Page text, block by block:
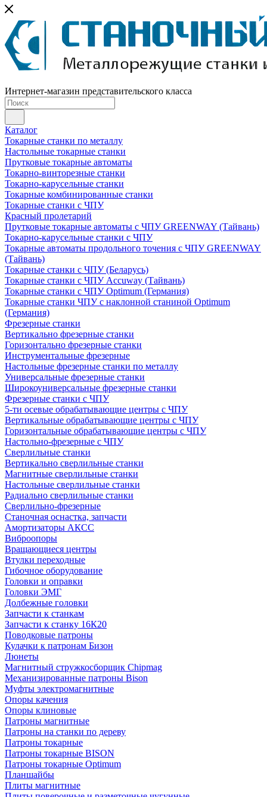
Интернет-магазин представительского класса
Каталог
Токарные станки по металлу
Настольные токарные станки
Прутковые токарные автоматы
Токарно-винторезные станки
Токарно-карусельные станки
Токарные комбинированные станки
Токарные станки с ЧПУ
Красный пролетарий
Прутковые токарные автоматы с ЧПУ GREENWAY (Тайвань)
Токарно-карусельные станки с ЧПУ
Токарные автоматы продольного точения с ЧПУ GREENWAY
(Тайвань)
Токарные станки с ЧПУ (Беларусь)
Токарные станки с ЧПУ Accuway (Тайвань)
Токарные станки с ЧПУ Optimum (Германия)
Токарные станки ЧПУ с наклонной станиной Optimum
(Германия)
Фрезерные станки
Вертикально фрезерные станки
Горизонтально фрезерные станки
Инструментальные фрезерные
Настольные фрезерные станки по металлу
Универсальные фрезерные станки
Широкоуниверсальные фрезерные станки
Фрезерные станки с ЧПУ
5-ти осевые обрабатывающие центры с ЧПУ
Вертикальные обрабатывающие центры с ЧПУ
Горизонтальные обрабатывающие центры с ЧПУ
Настольно-фрезерные с ЧПУ
Сверлильные станки
Вертикально сверлильные станки
Магнитные сверлильные станки
Настольные сверлильные станки
Радиально сверлильные станки
Сверлильно-фрезерные
Станочная оснастка, запчасти
Амортизаторы АКСС
Виброопоры
Вращающиеся центры
Втулки переходные
Гибочное оборудование
Головки и оправки
Головки ЭМГ
Долбежные головки
Запчасти к станкам
Запчасти к станку 16К20
Поводковые патроны
Кулачки к патронам Бизон
Люнеты
Магнитный стружкосборщик Chipmag
Механизированные патроны Bison
Муфты электромагнитные
Опоры качения
Опоры клиновые
Патроны магнитные
Патроны на станки по дереву
Патроны токарные
Патроны токарные BISON
Патроны токарные Optimum
Планшайбы
Плиты магнитные